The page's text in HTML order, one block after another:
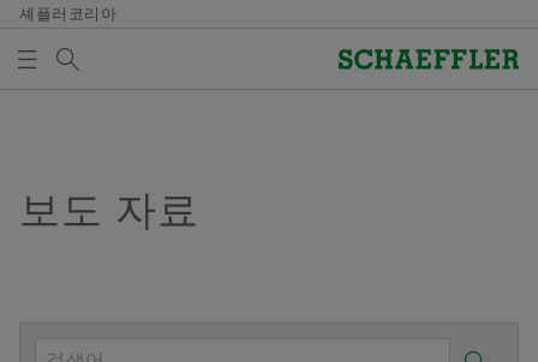
셰플러코리아
회사
제품과 솔루션
인재 채용
미디어
미디어 장바구니에 품목이 없습니다. 새 엘리먼트 버튼
참고
보도 자료